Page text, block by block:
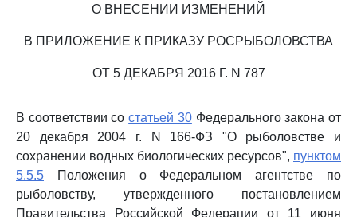
О ВНЕСЕНИИ ИЗМЕНЕНИЙ
В ПРИЛОЖЕНИЕ К ПРИКАЗУ РОСРЫБОЛОВСТВА
ОТ 5 ДЕКАБРЯ 2016 Г. N 787
В соответствии состатьей 30Федерального закона от
20 декабря 2004 г. N 166-ФЗ "О рыболовстве и
сохранении водных биологических ресурсов", пунктом
5.5.5 Положения о Федеральном агентстве по
рыболовству, утвержденного постановлением
Правительства Российской Федерации от 11 июня